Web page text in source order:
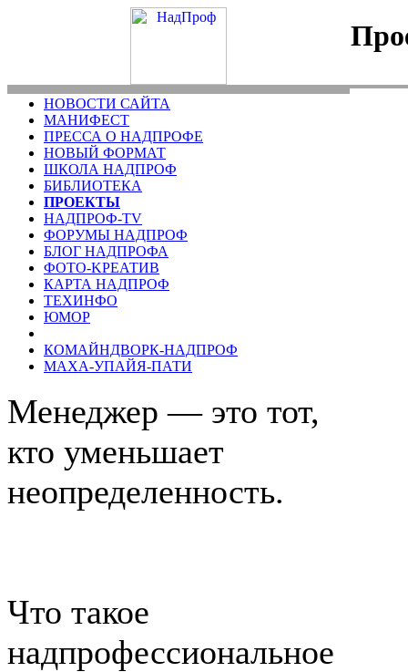
НОВОСТИ САЙТА
МАНИФЕСТ
ПРЕССА О НАДПРОФЕ
НОВЫЙ ФОРМАТ
ШКОЛА НАДПРОФ
БИБЛИОТЕКА
ПРОЕКТЫ
НАДПРОФ-TV
ФОРУМЫ НАДПРОФ
БЛОГ НАДПРОФА
ФОТО-KРЕАТИВ
КАРТА НАДПРОФ
ТЕХИНФО
ЮМОР
КОМАЙНДВОРК-НАДПРОФ
МАХА-УПАЙЯ-ПАТИ
Менеджер — это тот,
кто уменьшает
неопределенность.
Что такое
надпрофессиональное